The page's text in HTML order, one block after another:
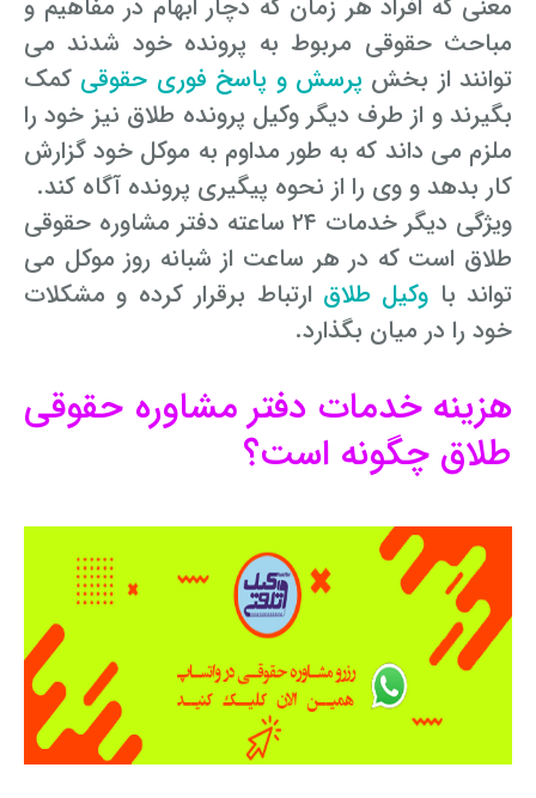
معنی که افراد هر زمان که دچار ابهام در مفاهیم و
مباحث حقوقی مربوط به پرونده خود شدند می
توانند از بخش پرسش و پاسخ فوری حقوقی کمک
بگیرند و از طرف دیگر وکیل پرونده طلاق نیز خود را
ملزم می داند که به طور مداوم به موکل خود گزارش
کار بدهد و وی را از نحوه پیگیری پرونده آگاه کند.
ویژگی دیگر خدمات ۲۴ ساعته دفتر مشاوره حقوقی
طلاق است که در هر ساعت از شبانه روز موکل می
تواند با وکیل طلاق ارتباط برقرار کرده و مشکلات
خود را در میان بگذارد.
هزینه خدمات دفتر مشاوره حقوقی
طلاق چگونه است؟